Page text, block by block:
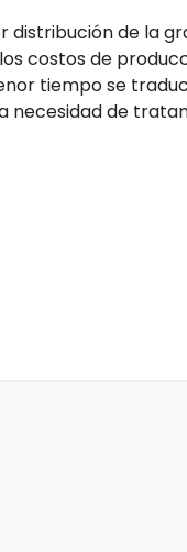
distribución de la
costos de
tiempo se
necesidad de